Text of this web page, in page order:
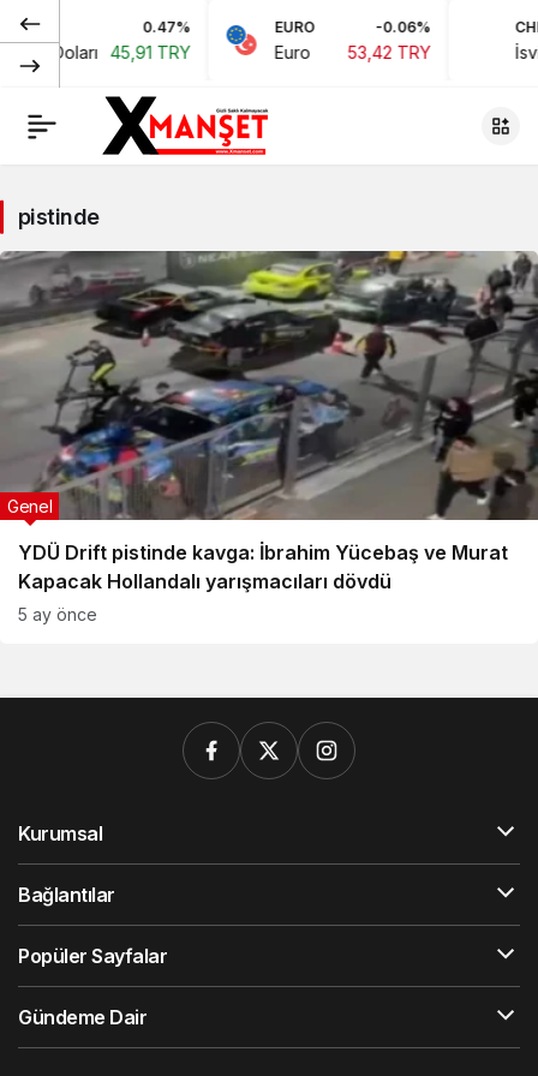
0.47%
Doları 45,91 TRY
EURO -0.06%
Euro 53,42 TRY
CHF
pistinde
YDÜ Drift pistinde kavga: İbrahim Yücebaş ve Murat
Kapacak Hollandalı yarışmacıları dövdü
Genel
5 ay önce
Kurumsal
Bağlantılar
Popüler Sayfalar
Gündeme Dair